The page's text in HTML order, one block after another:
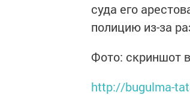
суда его
полицию из-за
Фото: скриншот
http://bugulma-